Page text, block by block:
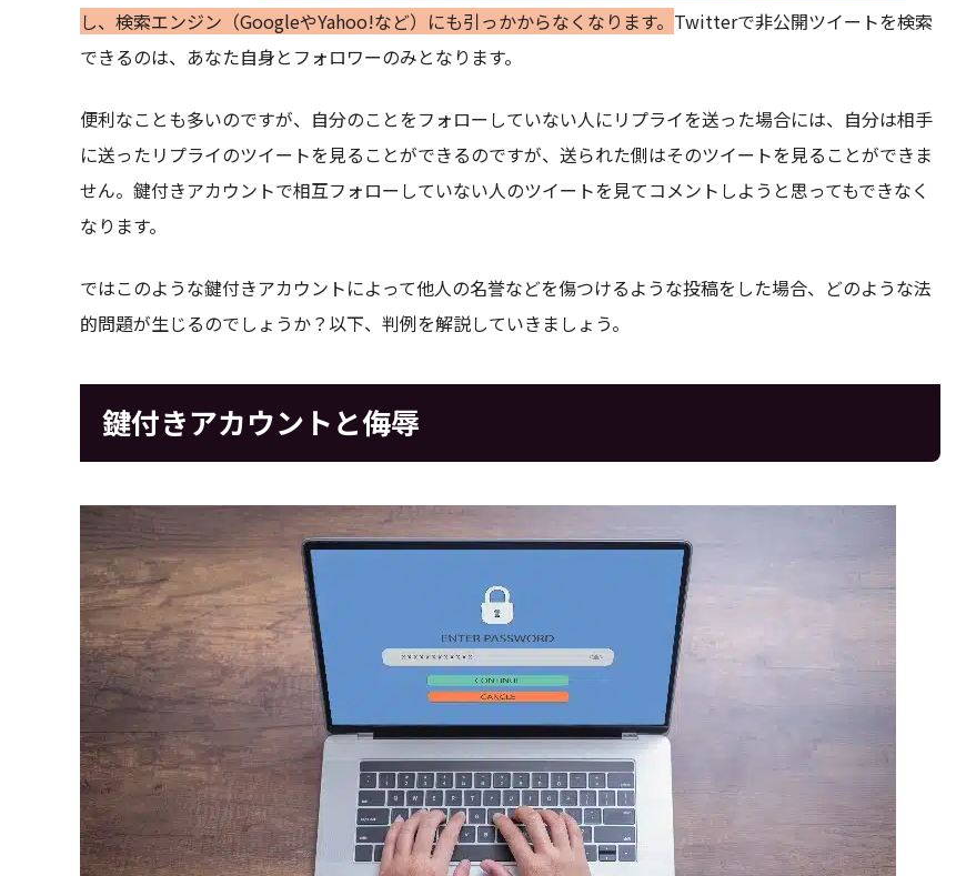
し、検索エンジン（GoogleやYahoo!など）にも引っかからなくなります。 Twitterで非公開ツイートを検索
できるのは、あなた自身とフォロワーのみとなります。
便利なことも多いのですが、自分のことをフォローしていない人にリプライを送った場合には、自分は相手
に送ったリプライのツイートを見ることができるのですが、送られた側はそのツイートを見ることができま
せん。鍵付きアカウントで相互フォローしていない人のツイートを見てコメントしようと思ってもできなく
なります。
ではこのような鍵付きアカウントによって他人の名誉などを傷つけるような投稿をした場合、どのような法
的問題が生じるのでしょうか？以下、判例を解説していきましょう。
鍵付きアカウントと侮辱